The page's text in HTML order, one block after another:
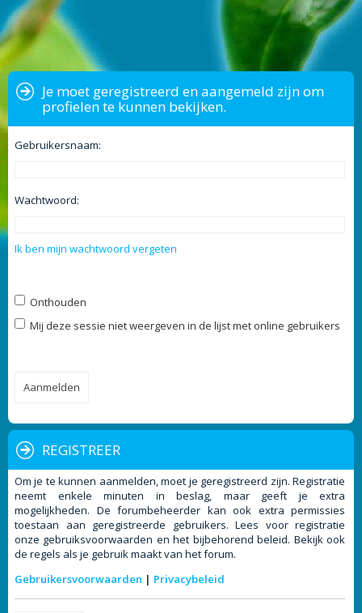
Je moet geregistreerd en aangemeld zijn om
profielen te kunnen bekijken.
Gebruikersnaam:
Wachtwoord:
Ik ben mijn wachtwoord vergeten
Onthouden
Mij deze sessie niet weergeven in de lijst met online gebruikers
REGISTREER
Om je te kunnen aanmelden, moet je geregistreerd zijn. Registratie
neemt enkele minuten in beslag, maar geeft je extra
mogelijkheden. De forumbeheerder kan ook extra permissies
toestaan aan geregistreerde gebruikers. Lees voor registratie
onze gebruiksvoorwaarden en het bijbehorend beleid. Bekijk ook
de regels als je gebruik maakt van het forum.
Gebruikersvoorwaarden | Privacybeleid